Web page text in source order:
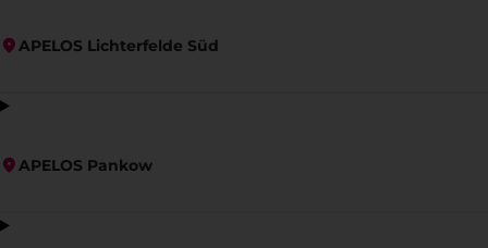
APELOS Lichterfelde Süd
APELOS Pankow